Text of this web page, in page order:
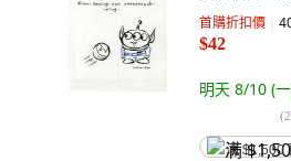
首購折扣價
$42
明天 8/10 (
(2
满 $1,500